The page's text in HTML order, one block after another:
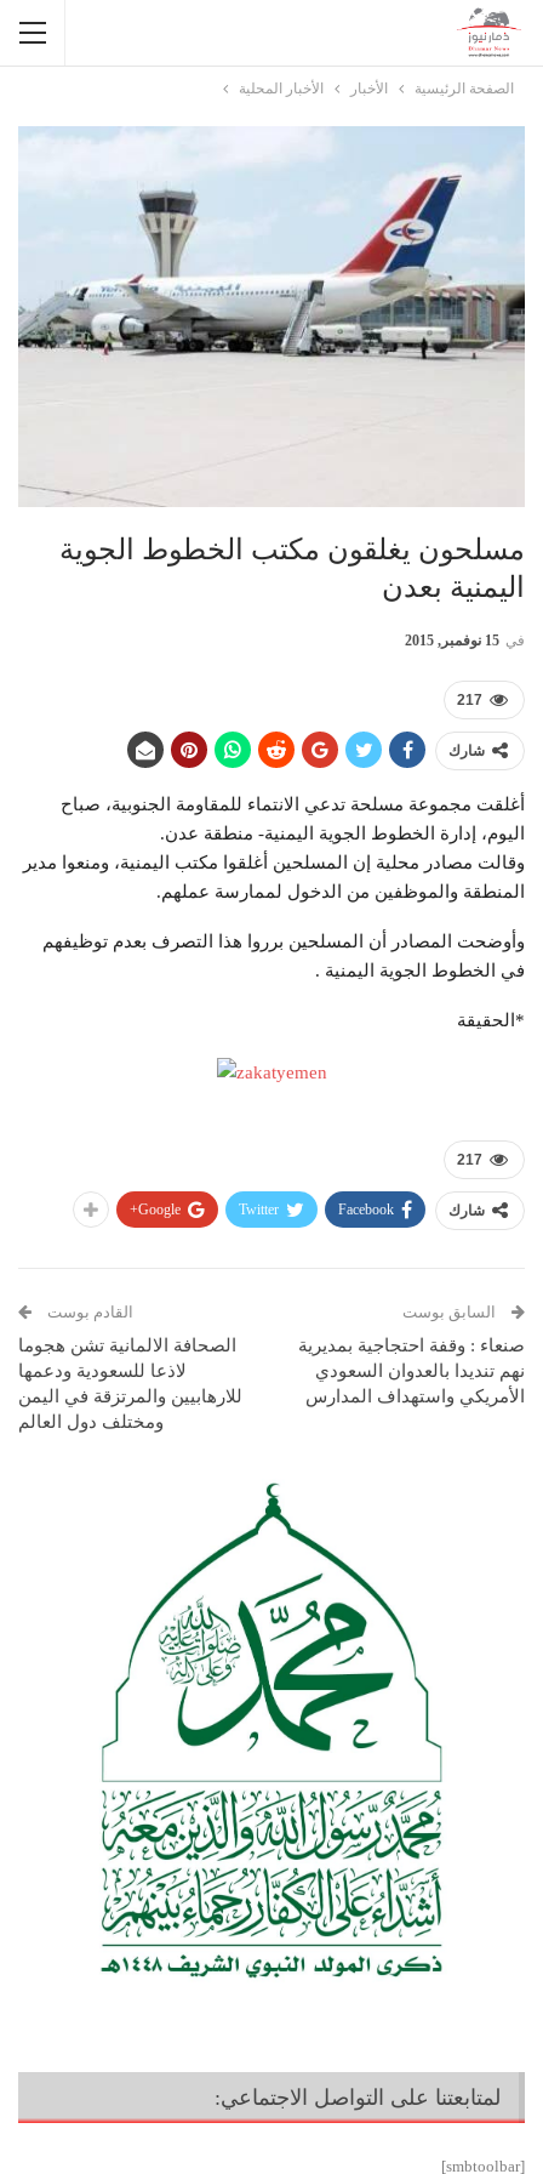
الصفحة الرئيسية الأخبار الأخبار المحلية
مسلحون يغلقون مكتب الخطوط الجوية
اليمنية بعدن
في 15 نوفمبر, 2015
217
شارك
أغلقت مجموعة مسلحة تدعي الانتماء للمقاومة الجنوبية، صباح
اليوم، إدارة الخطوط الجوية اليمنية- منطقة عدن.
وقالت مصادر محلية إن المسلحين أغلقوا مكتب اليمنية، ومنعوا مدير
المنطقة والموظفين من الدخول لممارسة عملهم.
وأوضحت المصادر أن المسلحين برروا هذا التصرف بعدم توظيفهم
في الخطوط الجوية اليمنية .
*الحقيقة
217
شارك Facebook
Twitter
Google+
السابق بوست
صنعاء : وقفة احتجاجية بمديرية
نهم تنديدا بالعدوان السعودي
الأمريكي واستهداف المدارس
القادم بوست
الصحافة الالمانية تشن هجوما
لاذعا للسعودية ودعمها
للارهابيين والمرتزقة في اليمن
ومختلف دول العالم
لمتابعتنا على التواصل الاجتماعي:
[smbtoolbar]